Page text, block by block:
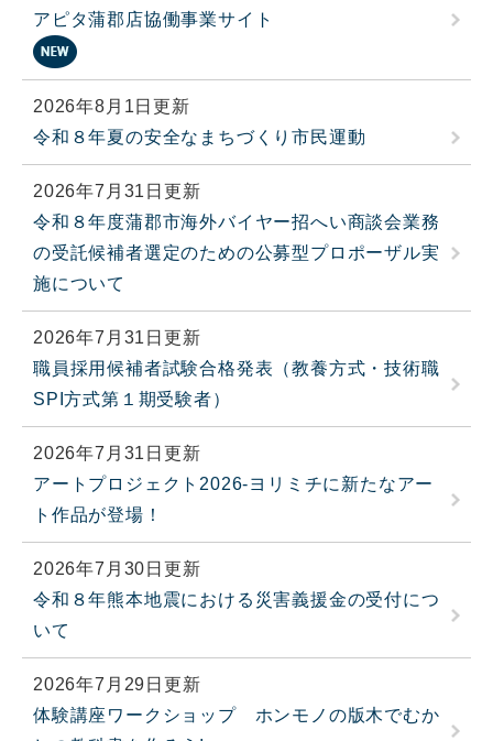
アピタ蒲郡店協働事業サイト
2026年8月1日更新
令和８年夏の安全なまちづくり市民運動
2026年7月31日更新
令和８年度蒲郡市海外バイヤー招へい商談会業務
の受託候補者選定のための公募型プロポーザル実
施について
2026年7月31日更新
職員採用候補者試験合格発表（教養方式・技術職
SPI方式第１期受験者）
2026年7月31日更新
アートプロジェクト2026-ヨリミチに新たなアー
ト作品が登場！
2026年7月30日更新
令和８年熊本地震における災害義援金の受付につ
いて
2026年7月29日更新
体験講座ワークショップ ホンモノの版木でむか